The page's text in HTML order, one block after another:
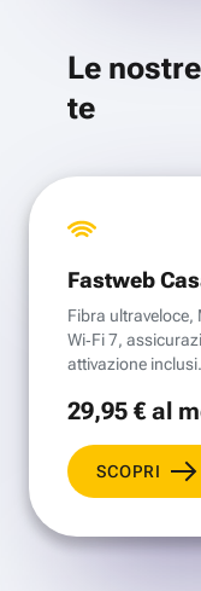
Le
te
Fastweb
Fibra ultraveloce,
Wi‑Fi 7,
attivazione inclusi.
29,95 €al
SCOPRI